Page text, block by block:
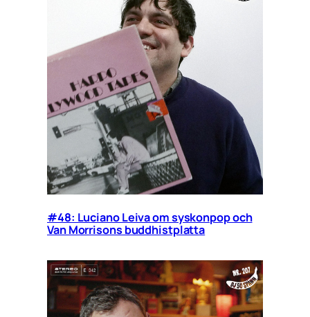
#48: Luciano Leiva om syskonpop och
Van Morrisons buddhistplatta